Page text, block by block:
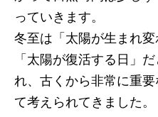
っていきます。
冬至は「太陽が生まれ変
「太陽が復活する日」
れ、古くから非常に重要
て考えられてきました。